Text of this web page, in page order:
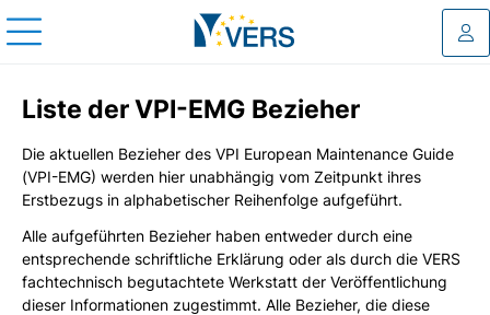
Liste der VPI-EMG Bezieher
Die aktuellen Bezieher des VPI European Maintenance Guide
(VPI-EMG) werden hier unabhängig vom Zeitpunkt ihres
Erstbezugs in alphabetischer Reihenfolge aufgeführt.
Alle aufgeführten Bezieher haben entweder durch eine
entsprechende schriftliche Erklärung oder als durch die VERS
fachtechnisch begutachtete Werkstatt der Veröffentlichung
dieser Informationen zugestimmt. Alle Bezieher, die diese